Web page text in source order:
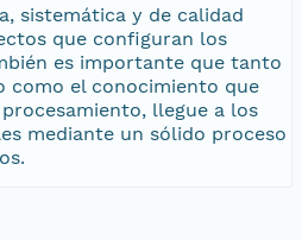
sistemática y de calidad
que configuran los
es importante que tanto
como el conocimiento que
llegue a los
mediante un sólido proceso